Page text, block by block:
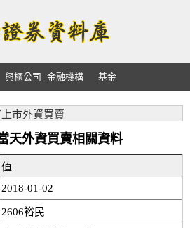
興櫃公司 金融機構 基金
市外資買賣
天外資買賣相關資料
值
2018-01-02
2606裕民